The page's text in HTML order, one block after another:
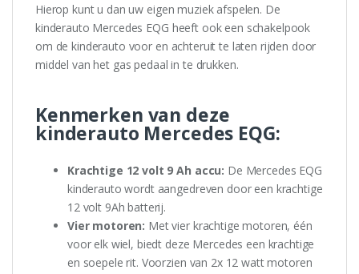
Hierop kunt u dan uw eigen muziek afspelen. De
kinderauto Mercedes EQG heeft ook een schakelpook
om de kinderauto voor en achteruit te laten rijden door
middel van het gas pedaal in te drukken.
Kenmerken van deze
kinderauto Mercedes EQG:
Krachtige 12 volt 9 Ah accu: De Mercedes EQG
kinderauto wordt aangedreven door een krachtige
12 volt 9Ah batterij.
Vier motoren: Met vier krachtige motoren, één
voor elk wiel, biedt deze Mercedes een krachtige
en soepele rit. Voorzien van 2x 12 watt motoren